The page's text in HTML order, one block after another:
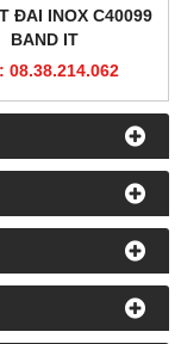
ĐAI INOX C40099
BAND IT
08.38.214.062